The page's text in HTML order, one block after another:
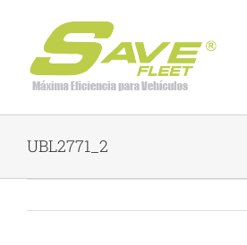
content
UBL2771_2